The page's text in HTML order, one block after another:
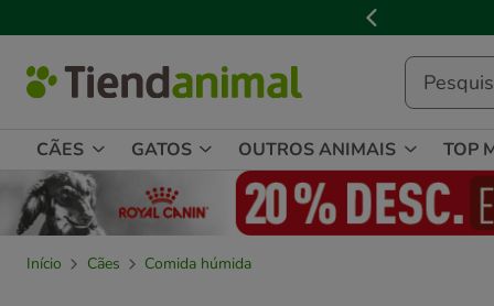
de
mensagem,
CÃES GATOS OUTROS ANIMAIS TOP
Início Cães
Comida húmida